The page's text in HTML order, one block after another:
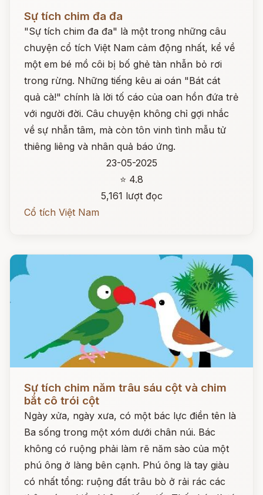
Sự tích chim đa đa
"Sự tích chim đa đa" là một trong những câu
chuyện cổ tích Việt Nam cảm động nhất, kể về
một em bé mồ côi bị bố ghẻ tàn nhẫn bỏ rơi
trong rừng. Những tiếng kêu ai oán "Bát cát
quả cà!" chính là lời tố cáo của oan hồn đứa trẻ
với người đời. Câu chuyện không chỉ gợi nhắc
về sự nhẫn tâm, mà còn tôn vinh tình mẫu tử
thiêng liêng và nhân quả báo ứng.
23-05-2025
⭐ 4.8
5,161 lượt đọc
Cổ tích Việt Nam
Sự tích chim năm trâu sáu cột và chim
bắt cô trói cột
Ngày xửa, ngày xưa, có một bác lực điền tên là
Ba sống trong một xóm dưới chân núi. Bác
không có ruộng phải làm rẽ năm sào của một
phú ông ở làng bên cạnh. Phú ông là tay giàu
có nhất tổng: ruộng đất trâu bò ở rải rác các